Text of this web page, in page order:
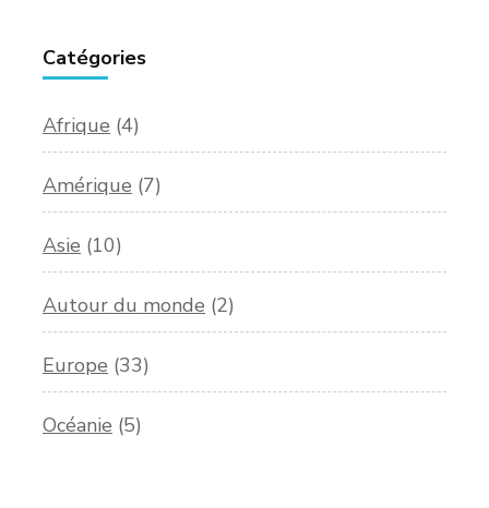
Catégories
Afrique (4)
Amérique (7)
Asie (10)
Autour du monde (2)
Europe (33)
Océanie (5)